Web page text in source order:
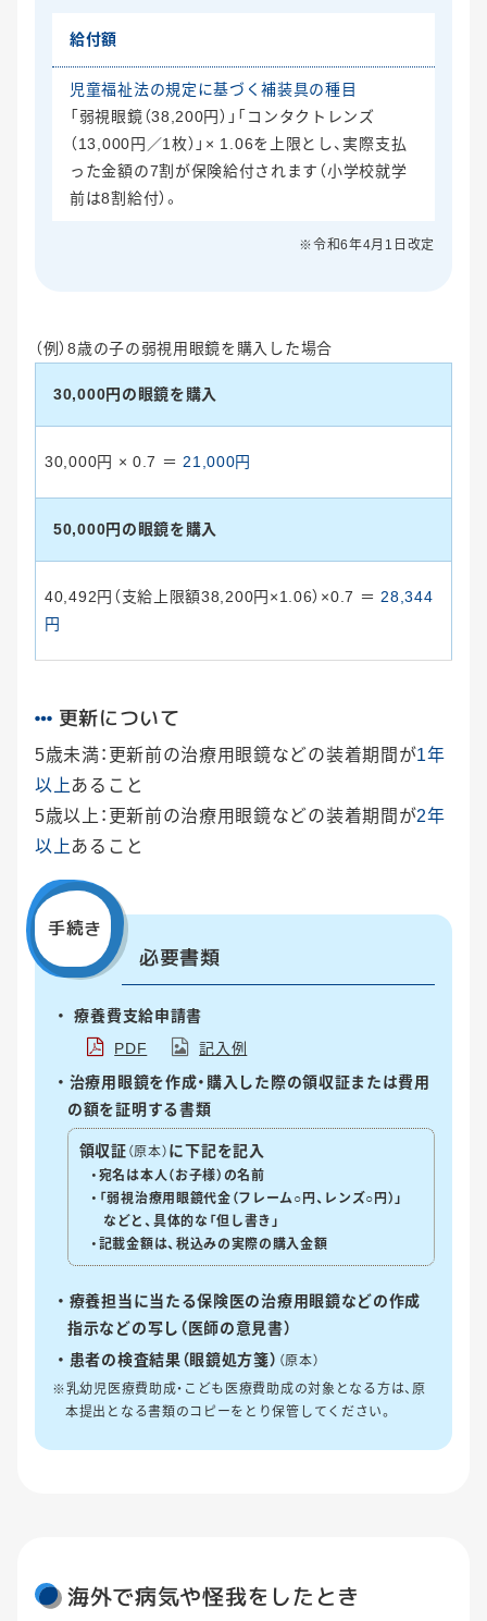
給付額
児童福祉法の規定に基づく補装具の種目
「弱視眼鏡（38,200円）」「コンタクトレンズ
（13,000円／1枚）」× 1.06を上限とし、実際支払
った金額の7割が保険給付されます（小学校就学
前は8割給付）。
※令和6年4月1日改定
（例）8歳の子の弱視用眼鏡を購入した場合
30,000円の眼鏡を購入
30,000円 × 0.7 ＝ 21,000円
50,000円の眼鏡を購入
40,492円（支給上限額38,200円×1.06）×0.7 ＝ 28,344
円
更新について
5歳未満：更新前の治療用眼鏡などの装着期間が1年
以上あること
5歳以上：更新前の治療用眼鏡などの装着期間が2年
以上あること
手続き
必要書類
療養費支給申請書
PDF
記入例
治療用眼鏡を作成・購入した際の領収証または費用
の額を証明する書類
領収証 （原本） に下記を記入
・宛名は本人（お子様）の名前
・「弱視治療用眼鏡代金（フレーム○円、レンズ○円）」
などと、具体的な「但し書き」
・記載金額は、税込みの実際の購入金額
療養担当に当たる保険医の治療用眼鏡などの作成
指示などの写し（医師の意見書）
患者の検査結果（眼鏡処方箋） （原本）
※乳幼児医療費助成・こども医療費助成の対象となる方は、原
本提出となる書類のコピーをとり保管してください。
海外で病気や怪我をしたとき